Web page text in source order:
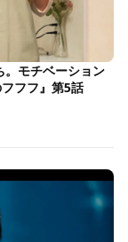
。モチベーション
フフ』第5話